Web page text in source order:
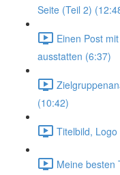
Seite (Teil 2)
Einen Post
ausstatten (6:37)
(10:42)
Titelbild,
Meine besten